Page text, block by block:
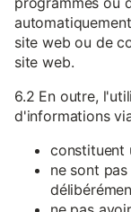
site web ou de
site web.
6.2 En outre,
d'informations
constituent
ne sont